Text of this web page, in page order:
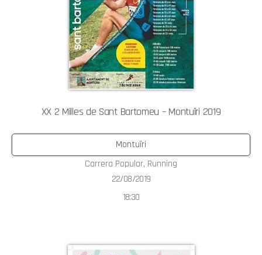
XX 2 Milles de Sant Bartomeu – Montuïri 2019
Montuïri
Carrera Popular, Running
22/08/2019
18:30